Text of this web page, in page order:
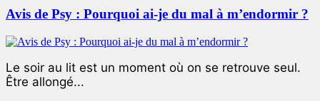
Avis de Psy : Pourquoi ai-je du mal à m’endormir ?
Le soir au lit est un moment où on se retrouve seul.
Être allongé...